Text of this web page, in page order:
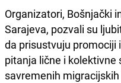
Organizatori, Bošnjački
Sarajeva, pozvali su
da prisustvuju promociji
pitanja lične i kolektivne
savremenih